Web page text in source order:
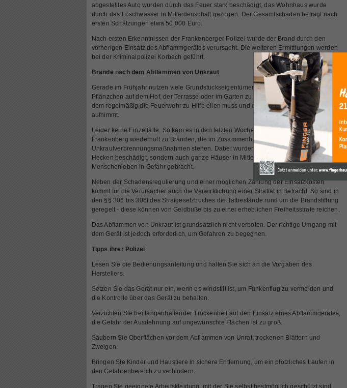
abgestelltes Auto wurden durch das Feuer stark beschädigt, das Wohnhaus wurde
durch das Löschwasser in Mitleidenschaft gezogen. Der Gesamtschaden beträgt nach
ersten Schätzungen etwa 50.000 Euro.
Nach ersten Erkenntnissen der Frankenberger Polizei wurde der Brand durch den
vorherigen Einsatz des Abflammgerätes verursacht. Die weiteren Ermittlungen werden
bei der Kriminalpolizei Korbach geführt.
Brände nach dem Abflammen von Unkraut
Gerade im Frühjahr nutzen viele Grundstückseigentümer Abflammgeräte, um ungeliebte
Pflänzchen auf dem Hof, der Terrasse oder im Garten zu entfernen. Ein Unterfangen, bei
dem regelmäßig die Feuerwehr zu Hilfe eilen muss und die Polizei Ermittlungen
aufnimmt.
Leider keine Einzelfälle. So kam es in den letzten Wochen in Landkreis Waldeck-
Frankenberg wiederholt zu Bränden, die im Zusammenhang mit
Unkrautverbrennungsmaßnahmen stehen. Dabei wurden nicht nur Sträucher und
Hecken beschädigt, sondern auch ganze Häuser in Mitleidenschaft gezogen oder sogar
Menschenleben in Gefahr gebracht.
Neben der Schadensregulierung und einer möglichen Zahlung der Einsatzkosten
kommt für die Verursacher auch die Verwirklichung einer Straftat in Betracht. So sind in
den §§ 306 bis 306f des Strafgesetzbuches die Tatbestände rund um die Brandstiftung
geregelt - diese können von Geldbuße bis zu einer erheblichen Freiheitsstrafe reichen.
Das Abflammen von Unkraut ist grundsätzlich nicht verboten. Der richtige Umgang mit
dem Gerät ist jedoch erforderlich, um Gefahren zu begegnen.
Tipps ihrer Polizei
Lesen Sie die Bedienungsanleitung und halten Sie sich an die Vorgaben des
Herstellers.
Setzen Sie das Gerät nur ein, wenn es windstill ist, um Funkenflug zu vermeiden und
die Kontrolle über das Gerät zu behalten.
Verzichten Sie bei langanhaltender Trockenheit auf den Einsatz eines Abflammgerätes,
die Gefahr der Ausdehnung auf ungewünschte Flächen ist zu groß.
Säubern Sie Oberflächen vor dem Abflammen von Unrat, trockenen Blättern und
Zweigen.
Bringen Sie Kinder und Haustiere in sichere Entfernung, um ein plötzliches Laufen in
den Gefahrenbereich zu verhindern.
Tragen Sie geeignete Arbeitskleidung, mit der Sie selbst bestmöglich geschützt sind.